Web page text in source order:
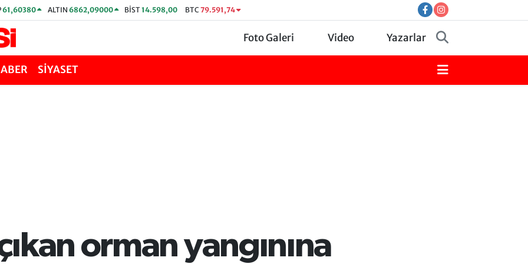
61,60380 ALTIN 6862,09000 BİST14.598,00 BTC 79.591,74
Foto Galeri Video Yazarlar
SİYASET
orman yangınına